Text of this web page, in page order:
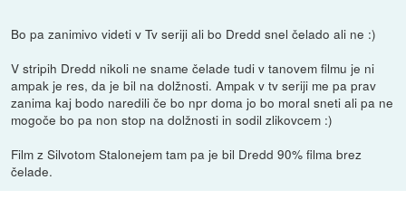
Bo pa zanimivo videti v Tv seriji ali bo Dredd snel čelado ali ne :)
V stripih Dredd nikoli ne sname čelade tudi v tanovem filmu je ni
ampak je res, da je bil na dolžnosti. Ampak v tv seriji me pa prav
zanima kaj bodo naredili če bo npr doma jo bo moral sneti ali pa ne
mogoče bo pa non stop na dolžnosti in sodil zlikovcem :)
Film z Silvotom Stalonejem tam pa je bil Dredd 90% filma brez
čelade.